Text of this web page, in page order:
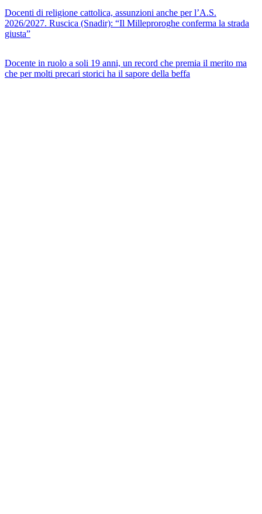
Docenti di religione cattolica, assunzioni anche per l’A.S.
2026/2027. Ruscica (Snadir): “Il Milleproroghe conferma la strada
giusta”
Docente in ruolo a soli 19 anni, un record che premia il merito ma
che per molti precari storici ha il sapore della beffa